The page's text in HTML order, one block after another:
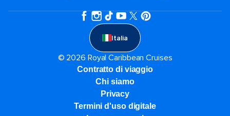
Italia
© 2026 Royal Caribbean Cruises
Contratto di viaggio
Chi siamo
Privacy
Termini d'uso digitale